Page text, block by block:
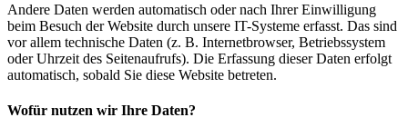
Andere Daten werden automatisch oder nach Ihrer Einwilligung
beim Besuch der Website durch unsere IT-Systeme erfasst. Das sind
vor allem technische Daten (z. B. Internetbrowser, Betriebssystem
oder Uhrzeit des Seitenaufrufs). Die Erfassung dieser Daten erfolgt
automatisch, sobald Sie diese Website betreten.
Wofür nutzen wir Ihre Daten?